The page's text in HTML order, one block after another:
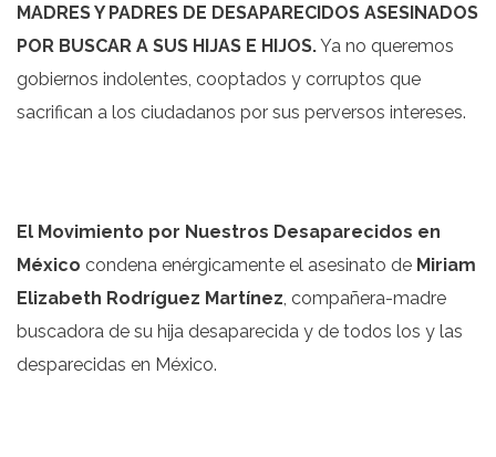
MADRES Y PADRES DE DESAPARECIDOS ASESINADOS
POR BUSCAR A SUS HIJAS E HIJOS.Ya no queremos
gobiernos indolentes, cooptados y corruptos que
sacrifican a los ciudadanos por sus perversos intereses.
El Movimiento por Nuestros Desaparecidos en
México condena enérgicamente el asesinato de Miriam
Elizabeth Rodríguez Martínez, compañera-madre
buscadora de su hija desaparecida y de todos los y las
desparecidas en México.